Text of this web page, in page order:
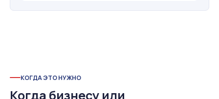
КОГДА ЭТО НУЖНО
Когда бизнесу или